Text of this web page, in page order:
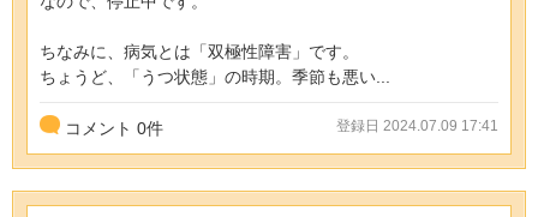
ちなみに、病気とは「双極性障害」です。
ちょうど、「うつ状態」の時期。季節も悪い...
コメント 0件 登録日 2024.07.09 17:41